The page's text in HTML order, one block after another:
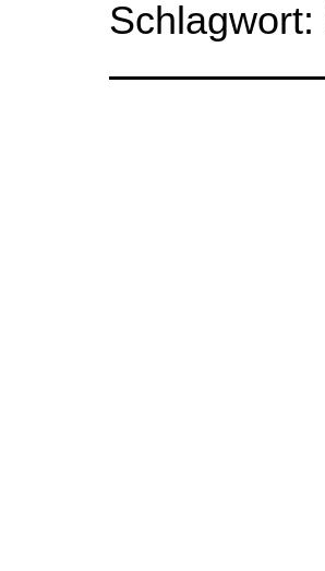
Schlagwort: